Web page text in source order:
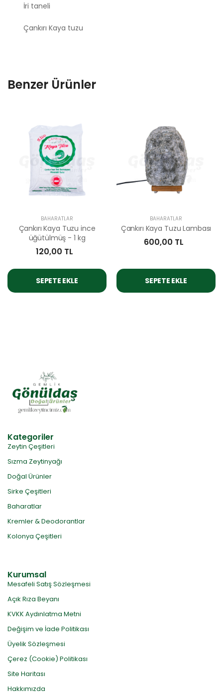
İri taneli
Çankırı Kaya tuzu
Benzer Ürünler
BAHARATLAR
Çankırı Kaya Tuzu ince
üğütülmüş - 1 kg
120,00 TL
SEPETE EKLE
BAHARATLAR
Çankırı Kaya Tuzu Lambası
600,00 TL
SEPETE EKLE
Kategoriler
Zeytin Çeşitleri
Sızma Zeytinyağı
Doğal Ürünler
Sirke Çeşitleri
Baharatlar
Kremler & Deodorantlar
Kolonya Çeşitleri
Kurumsal
Mesafeli Satış Sözleşmesi
Açık Rıza Beyanı
KVKK Aydınlatma Metni
Değişim ve İade Politikası
Üyelik Sözleşmesi
Çerez (Cookie) Politikası
Site Haritası
Hakkımızda